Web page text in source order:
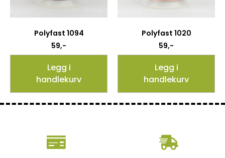
Polyfast 1094
59,-
Legg i
handlekurv
Polyfast 1020
59,-
Legg i
handlekurv